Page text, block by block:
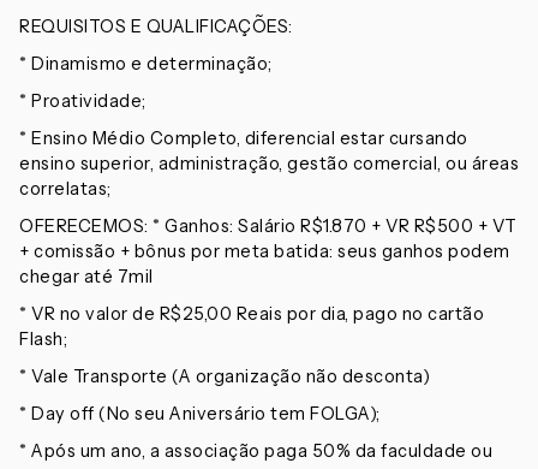
REQUISITOS E QUALIFICAÇÕES:
* Dinamismo e determinação;
* Proatividade;
* Ensino Médio Completo, diferencial estar cursando
ensino superior, administração, gestão comercial, ou áreas
correlatas;
OFERECEMOS: * Ganhos: Salário R$1.870 + VR R$500 + VT
+ comissão + bônus por meta batida: seus ganhos podem
chegar até 7mil
* VR no valor de R$25,00 Reais por dia, pago no cartão
Flash;
* Vale Transporte (A organização não desconta)
* Day off (No seu Aniversário tem FOLGA);
* Após um ano, a associação paga 50% da faculdade ou